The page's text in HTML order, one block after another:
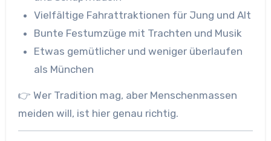
Vielfältige Fahrattraktionen für Jung und Alt
Bunte Festumzüge mit Trachten und Musik
Etwas gemütlicher und weniger überlaufen
als München
👉 Wer Tradition mag, aber Menschenmassen
meiden will, ist hier genau richtig.